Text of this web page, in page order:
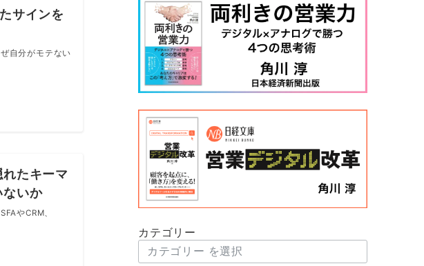
サインを
自分がモテない
れたキーマ
ないか
やCRM、
カテゴリー